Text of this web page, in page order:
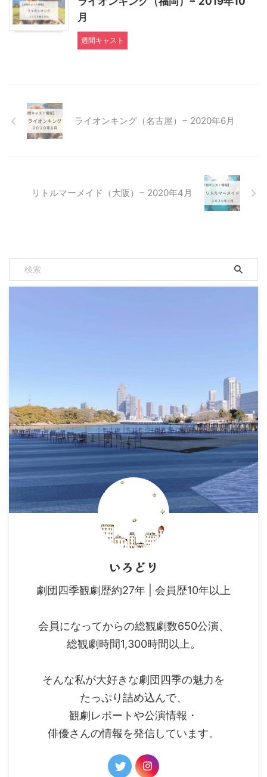
月
週間キャスト
ライオンキング（名古屋）− 2020年6月
リトルマーメイド（大阪）− 2020年4月
いろどり
劇団四季観劇歴約27年 | 会員歴10年以上
会員になってからの総観劇数650公演、
総観劇時間1,300時間以上。
そんな私が大好きな劇団四季の魅力を
たっぷり詰め込んで、
観劇レポートや公演情報・
俳優さんの情報を発信しています。